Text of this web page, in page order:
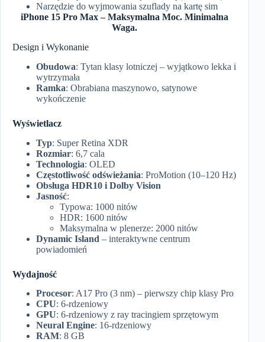
Narzędzie do wyjmowania szuflady na kartę sim
iPhone 15 Pro Max – Maksymalna Moc. Minimalna
Waga.
Design i Wykonanie
Obudowa: Tytan klasy lotniczej – wyjątkowo lekka i
wytrzymała
Ramka: Obrabiana maszynowo, satynowe
wykończenie
Wyświetlacz
Typ: Super Retina XDR
Rozmiar: 6,7 cala
Technologia: OLED
Częstotliwość odświeżania: ProMotion (10–120 Hz)
Obsługa HDR10 i Dolby Vision
Jasność:
Typowa: 1000 nitów
HDR: 1600 nitów
Maksymalna w plenerze: 2000 nitów
Dynamic Island – interaktywne centrum
powiadomień
Wydajność
Procesor: A17 Pro (3 nm) – pierwszy chip klasy Pro
CPU: 6-rdzeniowy
GPU: 6-rdzeniowy z ray tracingiem sprzętowym
Neural Engine: 16-rdzeniowy
RAM: 8 GB